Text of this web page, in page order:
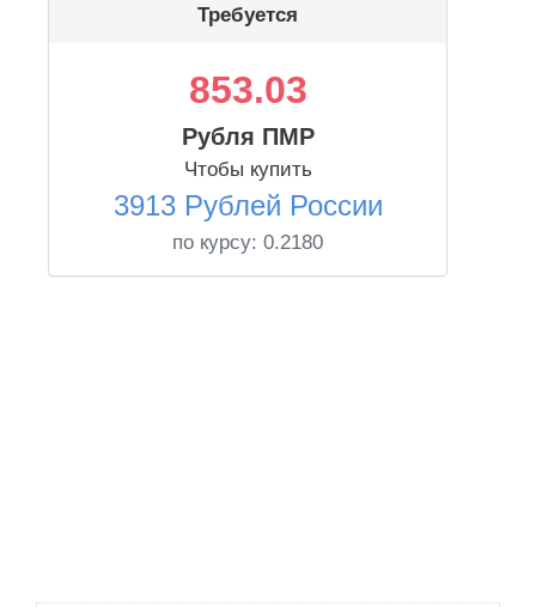
Требуется
853.03
Рубля ПМР
Чтобы купить
3913 Рублей России
по курсу: 0.2180